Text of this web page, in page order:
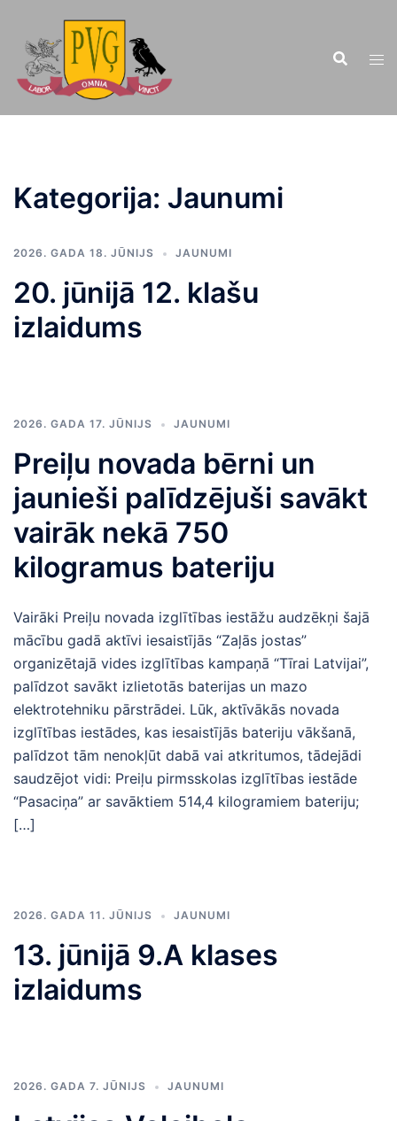
saturu
Kategorija: Jaunumi
2026. GADA 18. JŪNIJS JAUNUMI
20. jūnijā 12. klašu
izlaidums
2026. GADA 17. JŪNIJS JAUNUMI
Preiļu novada bērni un
jaunieši palīdzējuši savākt
vairāk nekā 750
kilogramus bateriju
Vairāki Preiļu novada izglītības iestāžu audzēkņi šajā
mācību gadā aktīvi iesaistījās “Zaļās jostas”
organizētajā vides izglītības kampaņā “Tīrai Latvijai”,
palīdzot savākt izlietotās baterijas un mazo
elektrotehniku pārstrādei. Lūk, aktīvākās novada
izglītības iestādes, kas iesaistījās bateriju vākšanā,
palīdzot tām nenokļūt dabā vai atkritumos, tādejādi
saudzējot vidi: Preiļu pirmsskolas izglītības iestāde
“Pasaciņa” ar savāktiem 514,4 kilogramiem bateriju;
[…]
2026. GADA 11. JŪNIJS JAUNUMI
13. jūnijā 9.A klases
izlaidums
2026. GADA 7. JŪNIJS JAUNUMI